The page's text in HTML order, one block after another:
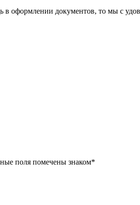
оформлении документов, то мы с
поля помечены знаком*